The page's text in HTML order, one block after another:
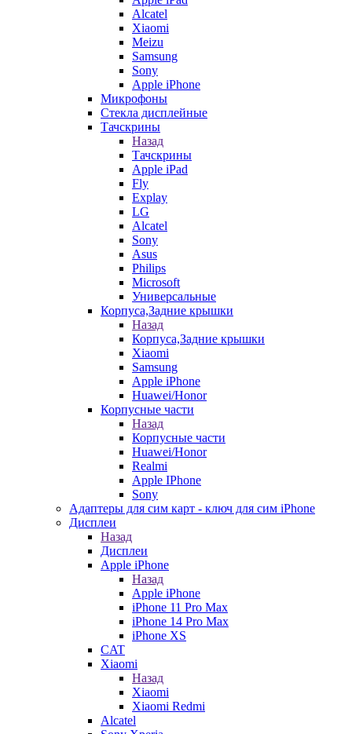
Alcatel
Xiaomi
Meizu
Samsung
Sony
Apple iPhone
Микрофоны
Стекла дисплейные
Тачскрины
Назад
Тачскрины
Apple iPad
Fly
Explay
LG
Alcatel
Sony
Asus
Philips
Microsoft
Универсальные
Корпуса,Задние крышки
Назад
Корпуса,Задние крышки
Xiaomi
Samsung
Apple iPhone
Huawei/Honor
Корпусные части
Назад
Корпусные части
Huawei/Honor
Realmi
Apple IPhone
Sony
Адаптеры для сим карт - ключ для сим iPhone
Дисплеи
Назад
Дисплеи
Apple iPhone
Назад
Apple iPhone
iPhone 11 Pro Max
iPhone 14 Pro Max
iPhone XS
CAT
Xiaomi
Назад
Xiaomi
Xiaomi Redmi
Alcatel